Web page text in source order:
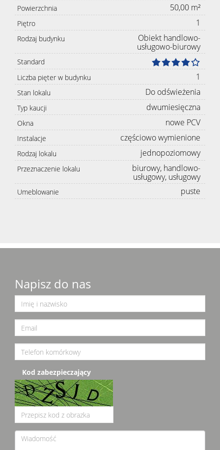
Powierzchnia 50,00 m²
Piętro 1
Rodzaj budynku
Obiekt handlowo-
usługowo-biurowy
Standard
Liczba pięter w budynku
1
Stan lokalu Do odświeżenia
Typ kaucji dwumiesięczna
Okna nowe PCV
Instalacje częściowo wymienione
Rodzaj lokalu jednopoziomowy
Przeznaczenie lokalu
biurowy, handlowo-
usługowy, usługowy
Umeblowanie puste
Napisz do nas
Kod zabezpieczający